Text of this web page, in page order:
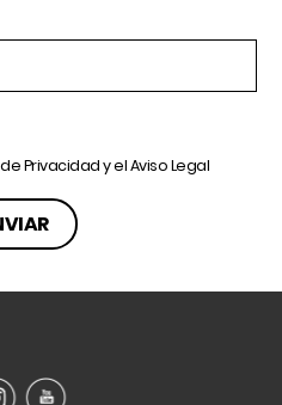
Privacidady elAviso Legal